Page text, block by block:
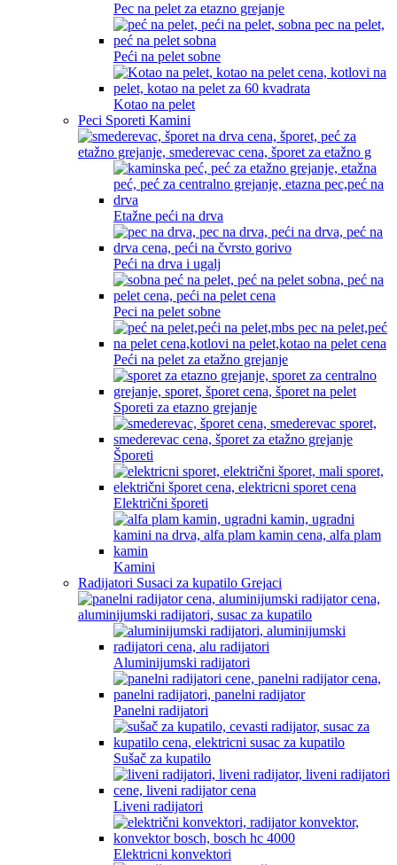
Pec na pelet za etazno grejanje
Peći na pelet sobne
Kotao na pelet
Peci Sporeti Kamini
Etažne peći na drva
Peći na drva i ugalj
Peci na pelet sobne
Peći na pelet za etažno grejanje
Sporeti za etazno grejanje
Šporeti
Električni šporeti
Kamini
Radijatori Susaci za kupatilo Grejaci
Aluminijumski radijatori
Panelni radijatori
Sušač za kupatilo
Liveni radijatori
Elektricni konvektori